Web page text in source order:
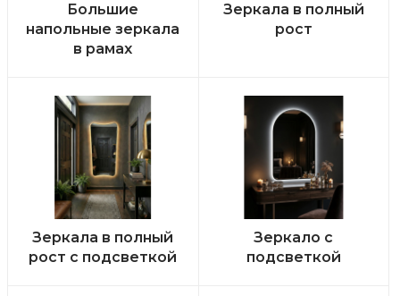
Большие
напольные зеркала
в рамах
Зеркала в полный
рост
Зеркала в полный
рост с подсветкой
Зеркало с
подсветкой